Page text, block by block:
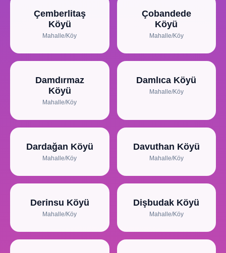
Çemberlitaş
Köyü
Mahalle/Köy
Çobandede
Köyü
Mahalle/Köy
Damdırmaz
Köyü
Mahalle/Köy
Damlıca Köyü
Mahalle/Köy
Dardağan Köyü
Mahalle/Köy
Davuthan Köyü
Mahalle/Köy
Derinsu Köyü
Mahalle/Köy
Dişbudak Köyü
Mahalle/Köy